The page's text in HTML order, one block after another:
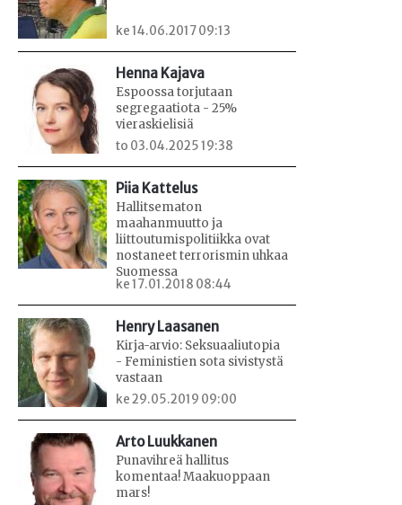
ke 14.06.2017 09:13
Henna Kajava
Espoossa torjutaan
segregaatiota - 25%
vieraskielisiä
to 03.04.2025 19:38
Piia Kattelus
Hallitsematon
maahanmuutto ja
liittoutumispolitiikka ovat
nostaneet terrorismin uhkaa
Suomessa
ke 17.01.2018 08:44
Henry Laasanen
Kirja-arvio: Seksuaaliutopia
- Feministien sota sivistystä
vastaan
ke 29.05.2019 09:00
Arto Luukkanen
Punavihreä hallitus
komentaa! Maakuoppaan
mars!